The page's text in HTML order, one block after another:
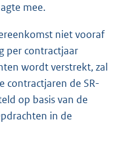
mee.
niet vooraf
per contractjaar
wordt verstrekt, zal
contractjaren de SR-
op basis van de
in de